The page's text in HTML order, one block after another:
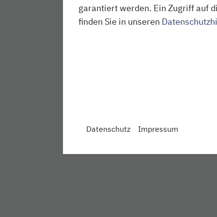
garantiert werden. Ein Zugriff auf
finden Sie in unseren
Datenschutz Impressum